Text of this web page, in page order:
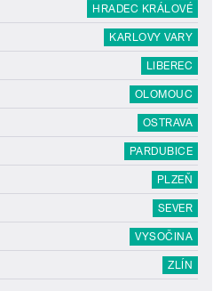
HRADEC KRÁLOVÉ
KARLOVY VARY
LIBEREC
OLOMOUC
OSTRAVA
PARDUBICE
PLZEŇ
SEVER
VYSOČINA
ZLÍN